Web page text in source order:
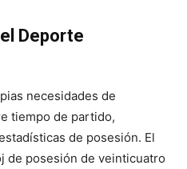
Deporte
necesidades de
tiempo de partido,
de posesión. El
de posesión de veinticuatro